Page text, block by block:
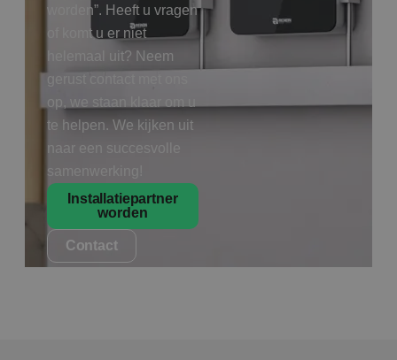
worden”. Heeft u vragen
of komt u er niet
helemaal uit? Neem
gerust contact met ons
op, we staan klaar om u
te helpen. We kijken uit
naar een succesvolle
samenwerking!
Installatiepartner
worden
Contact